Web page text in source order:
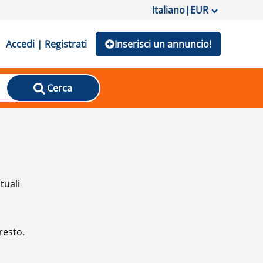
Italiano|EUR
Accedi | Registrati Inserisci un annuncio!
Cerca